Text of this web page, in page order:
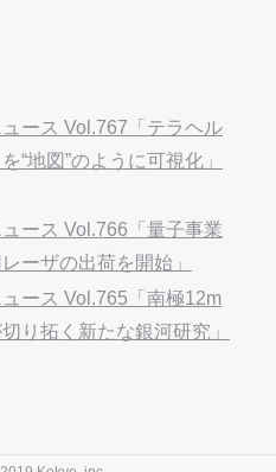
ース Vol.767「テラヘル
“地図”のように可視化」
ース Vol.766「量子事業
ーザの出荷を開始」
ース Vol.765「南極12m
り拓く新たな銀河研究」